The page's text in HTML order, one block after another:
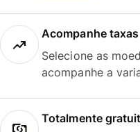
Acompanhe
Selecione as
acompanhe a
Totalmente